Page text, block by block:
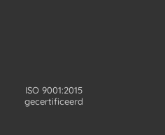
ISO 9001:2015
gecertificeerd